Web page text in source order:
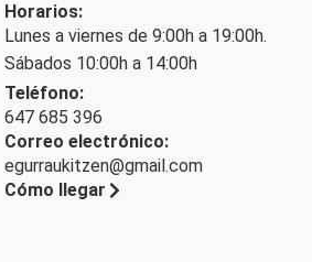
Horarios:
Lunes a viernes de 9:00h a 19:00h.
Sábados 10:00h a 14:00h
Teléfono:
647 685 396
Correo electrónico:
egurraukitzen@gmail.com
Cómo llegar